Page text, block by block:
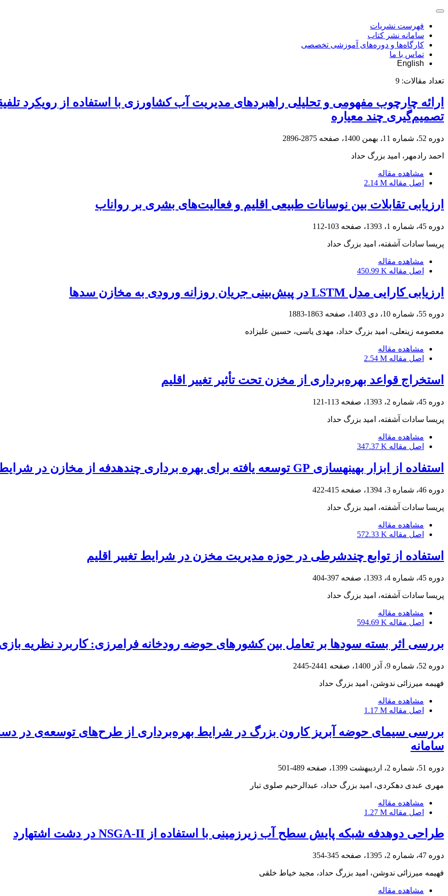
فهرست نشریات
سامانه نشر کتاب
کارگاه‌ها و دوره‌های آموزشی تخصصی
تماس با ما
English
تعداد مقالات: 9
ارائه چارچوب مفهومی و تحلیلی راهبردهای مدیریت آب کشاورزی با استفاده از رویکرد
تصمیم‌گیری چند معیاره
دوره 52، شماره 11، بهمن 1400، صفحه 2875-2896
احمد رادمهر، امید بزرگ حداد
مشاهده مقاله
اصل مقاله 2.14 M
ارزیابی تقابلات بین نوسانات طبیعی اقلیم و فعالیت‌های بشری بر رواناب
دوره 45، شماره 1، 1393، صفحه 103-112
پریسا سادات آشفته، امید بزرگ حداد
مشاهده مقاله
اصل مقاله 450.99 K
ارزیابی کارایی مدل‌ LSTM در پیش‌بینی جریان روزانه ورودی به مخازن سدها
دوره 55، شماره 10، دی 1403، صفحه 1863-1883
معصومه زینعلی، امید بزرگ حداد، مهدی یاسی، حسین علیزاده
مشاهده مقاله
اصل مقاله 2.54 M
استخراج قواعد بهره‌برداری از مخزن تحت تأثیر تغییر اقلیم
دوره 45، شماره 2، 1393، صفحه 113-121
پریسا سادات آشفته، امید بزرگ حداد
مشاهده مقاله
اصل مقاله 347.37 K
استفاده از ابزار بهینه‏سازی GP توسعه‏ یافته برای بهره ‏برداری چندهدفه از مخازن در شرایط تغییر اقلیم
دوره 46، شماره 3، 1394، صفحه 415-422
پریسا سادات آشفته، امید بزرگ حداد
مشاهده مقاله
اصل مقاله 572.33 K
استفاده از توابع چندشرطی در حوزه مدیریت مخزن در شرایط تغییر اقلیم
دوره 45، شماره 4، 1393، صفحه 397-404
پریسا سادات آشفته، امید بزرگ حداد
مشاهده مقاله
اصل مقاله 594.69 K
بررسی اثر بسته سودها بر تعامل بین کشورهای حوضه رودخانه فرامرزی: کاربرد نظریه
دوره 52، شماره 9، آذر 1400، صفحه 2441-2445
فهیمه میرزائی ندوشن، امید بزرگ حداد
مشاهده مقاله
اصل مقاله 1.17 M
بررسی سیمای حوضه آبریز کارون بزرگ در شرایط بهره‌برداری از طرح‌های توسعه‌ی در دست
سامانه
دوره 51، شماره 2، اردیبهشت 1399، صفحه 489-501
مهری عبدی دهکردی، امید بزرگ حداد، عبدالرحیم صلوی تبار
مشاهده مقاله
اصل مقاله 1.27 M
طراحی دوهدفه شبکه پایش سطح آب زیرزمینی با استفاده از NSGA-II در دشت اشتهارد
دوره 47، شماره 2، 1395، صفحه 345-354
فهیمه میرزائی ندوشن، امید بزرگ حداد، مجید خیاط خلقی
مشاهده مقاله